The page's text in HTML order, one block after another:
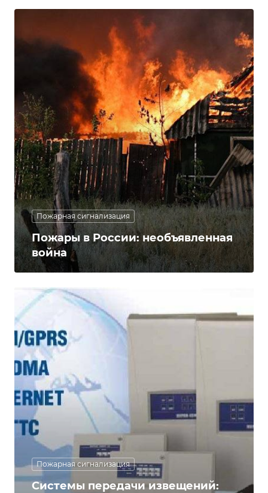
Пожарная сигнализация
Пожары в России: необъявленная
война
Пожарная сигнализация
Системы передачи извещений: